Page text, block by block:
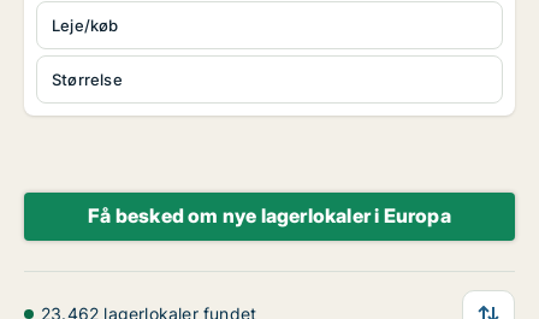
Leje/køb
Størrelse
Få besked om nye lagerlokaler i Europa
23.462 lagerlokaler fundet